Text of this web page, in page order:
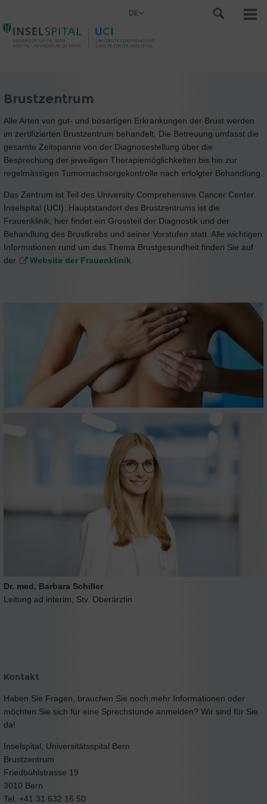
DE
Brustzentrum
Alle Arten von gut- und bösartigen Erkrankungen der Brust werden
im zertifizierten Brustzentrum behandelt. Die Betreuung umfasst die
gesamte Zeitspanne von der Diagnosestellung über die
Besprechung der jeweiligen Therapiemöglichkeiten bis hin zur
regelmässigen Tumornachsorgekontrolle nach erfolgter Behandlung.
Das Zentrum ist Teil des University Comprehensive Cancer Center
Inselspital (UCI). Hauptstandort des Brustzentrums ist die
Frauenklinik, hier findet ein Grossteil der Diagnostik und der
Behandlung des Brustkrebs und seiner Vorstufen statt. Alle wichtigen
Informationen rund um das Thema Brustgesundheit finden Sie auf
der
Website der Frauenklinik
Dr. med. Barbara Schiller
Leitung ad interim, Stv. Oberärztin
Kontakt
Haben Sie Fragen, brauchen Sie noch mehr Informationen oder
möchten Sie sich für eine Sprechstunde anmelden? Wir sind für Sie
da!
Inselspital, Universitätsspital Bern
Brustzentrum
Friedbühlstrasse 19
3010 Bern
Tel. +41 31 632 16 50